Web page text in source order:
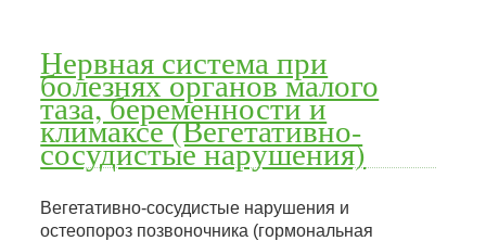
Нервная система при
болезнях органов малого
таза, беременности и
климаксе (Вегетативно-
сосудистые нарушения)
Вегетативно-сосудистые нарушения и
остеопороз позвоночника (гормональная